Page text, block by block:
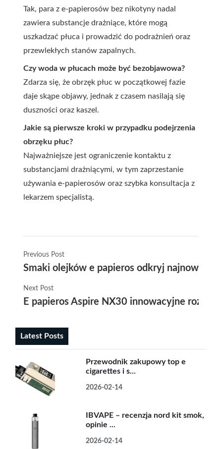
Tak, para z e-papierosów bez nikotyny nadal
zawiera substancje drażniące, które mogą
uszkadzać płuca i prowadzić do podrażnień oraz
przewlekłych stanów zapalnych.
Czy woda w płucach może być bezobjawowa?
Zdarza się, że obrzęk płuc w początkowej fazie
daje skąpe objawy, jednak z czasem nasilają się
duszności oraz kaszel.
Jakie są pierwsze kroki w przypadku podejrzenia
obrzęku płuc?
Najważniejsze jest ograniczenie kontaktu z
substancjami drażniącymi, w tym zaprzestanie
używania e-papierosów oraz szybka konsultacja z
lekarzem specjalistą.
Previous Post
Smaki olejków e papieros odkryj najnowsze
Next Post
E papieros Aspire NX30 innowacyjne
Latest Posts
Przewodnik zakupowy top e
cigarettes i s...
2026-02-14
IBVAPE – recenzja nord kit smok,
opinie ...
2026-02-14